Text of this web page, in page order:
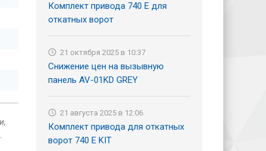
Комплект привода 740 Е для
откатных ворот
21 октября 2025 в 10:37
Снижение цен на вызывную
панель AV-01KD GREY
21 августа 2025 в 12:06
Комплект привода для откатных
ворот 740 E KIT